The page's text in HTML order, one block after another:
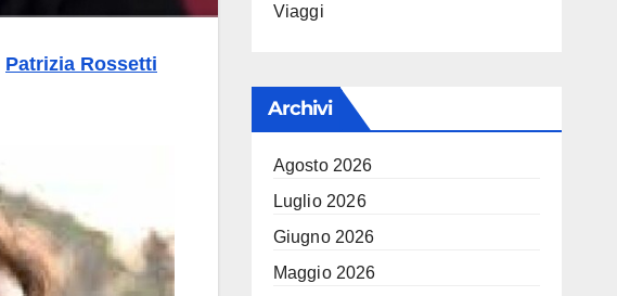
Patrizia Rossetti
Viaggi
Archivi
Agosto 2026
Luglio 2026
Giugno 2026
Maggio 2026